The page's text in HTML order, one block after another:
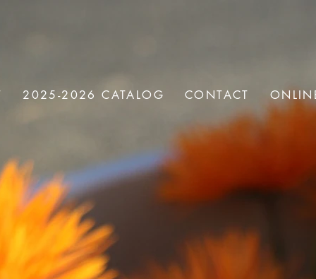
2025-2026 CATALOG CONTACT